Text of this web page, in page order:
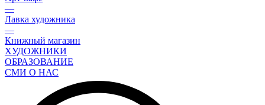
—
Лавка художника
—
Книжный магазин
ХУДОЖНИКИ
ОБРАЗОВАНИЕ
СМИ О НАС